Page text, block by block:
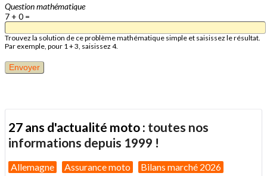
Question mathématique
7 + 0 =
Trouvez la solution de ce problème mathématique simple et saisissez le résultat.
Par exemple, pour 1 + 3, saisissez 4.
27 ans d'actualité moto : toutes nos
informations depuis 1999 !
Allemagne Assurance moto Bilans marché 2026